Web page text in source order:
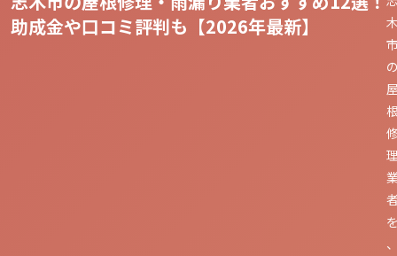
助成金や口コミ評判も【2026年最新】